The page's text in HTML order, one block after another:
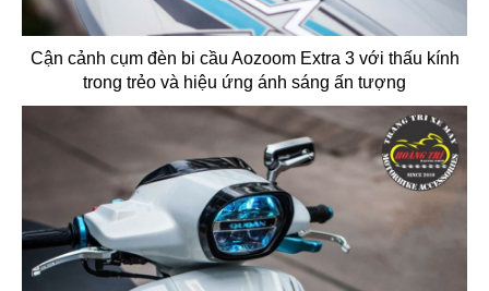
Cận cảnh cụm đèn bi cầu Aozoom Extra 3 với thấu kính
trong trẻo và hiệu ứng ánh sáng ấn tượng